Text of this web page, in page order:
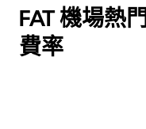
FAT 機場熱
費率